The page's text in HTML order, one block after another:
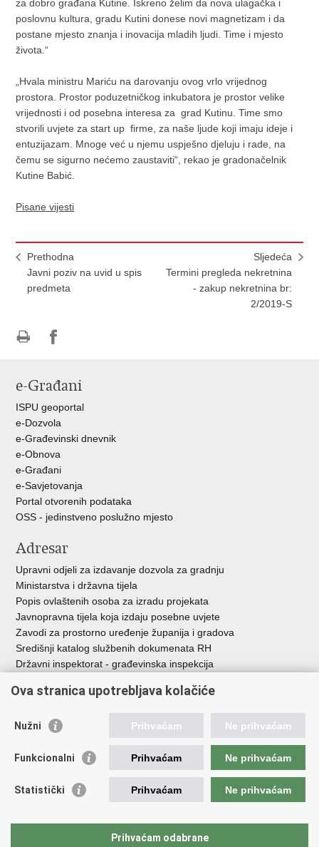
za dobro građana Kutine. Iskreno želim da nova ulagačka i
poslovnu kultura, gradu Kutini donese novi magnetizam i da
postane mjesto znanja i inovacija mladih ljudi. Time i mjesto
života.“
„Hvala ministru Mariću na darovanju ovog vrlo vrijednog
prostora. Prostor poduzetničkog inkubatora je prostor velike
vrijednosti i od posebna interesa za grad Kutinu. Time smo
stvorili uvjete za start up firme, za naše ljude koji imaju ideje i
entuzijazam. Mnoge već u njemu uspješno djeluju i rade, na
čemu se sigurno nećemo zaustaviti“, rekao je gradonačelnik
Kutine Babić.
Pisane vijesti
Prethodna
Javni poziv na uvid u spis
predmeta
Sljedeća
Termini pregleda nekretnina
- zakup nekretnina br:
2/2019-S
FacebookuTwitteru
e-Građani
ISPU geoportal
e-Dozvola
e-Građevinski dnevnik
e-Obnova
e-Građani
e-Savjetovanja
Portal otvorenih podataka
OSS - jedinstveno poslužno mjesto
Adresar
Upravni odjeli za izdavanje dozvola za gradnju
Ministarstva i državna tijela
Popis ovlaštenih osoba za izradu projekata
Javnopravna tijela koja izdaju posebne uvjete
Zavodi za prostorno uređenje županija i gradova
Središnji katalog službenih dokumenata RH
Državni inspektorat - građevinska inspekcija
Vlada Republike Hrvatske
Agencija za pravni promet i posredovanje nekretninama
Fond za zaštitu okoliša i energetsku učinkovitost
Državne nekretnine d.o.o.
Ova stranica upotrebljava kolačiće
Nužni Prihvaćam Ne prihvaćam
Funkcionalni Prihvaćam Ne prihvaćam
Statistički Prihvaćam Ne prihvaćam
Prihvaćam odabrane